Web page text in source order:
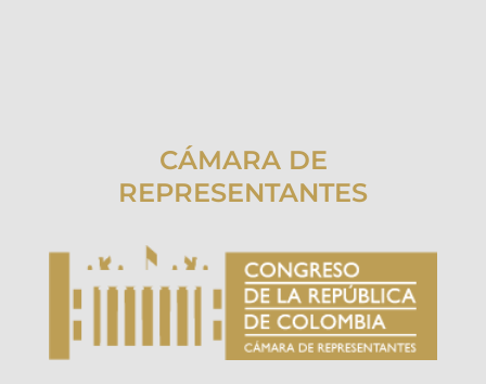
CÁMARA DE
REPRESENTANTES